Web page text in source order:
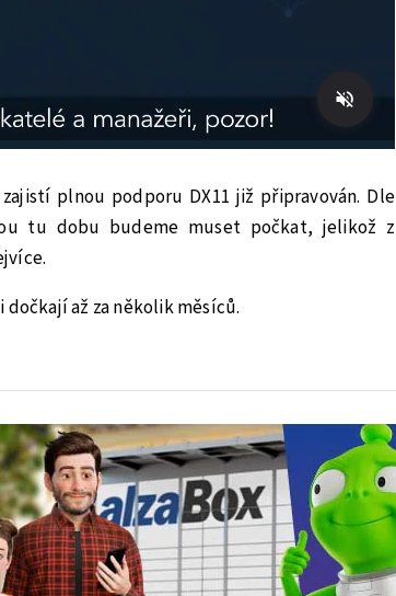
plnou podporu DX11 již připravován. Dle
tu dobu budeme muset počkat, jelikož z
až za několik měsíců.